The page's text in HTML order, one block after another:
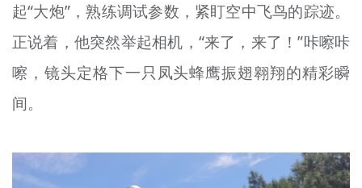
起“大炮”，熟练调试参数，紧盯空中飞鸟的踪迹。
正说着，他突然举起相机，“来了，来了！”咔嚓咔
嚓，镜头定格下一只凤头蜂鹰振翅翱翔的精彩瞬
间。